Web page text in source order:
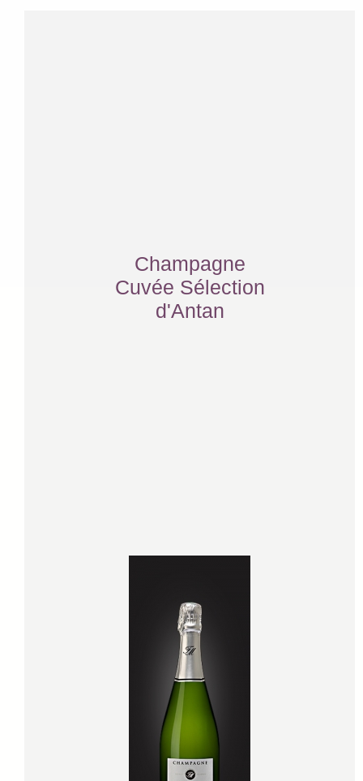
Champagne
Cuvée Sélection
d'Antan